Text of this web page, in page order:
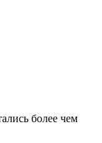
более чем